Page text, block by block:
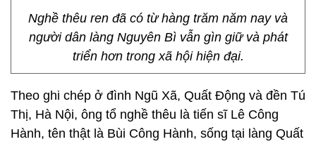
Nghề thêu ren đã có từ hàng trăm năm nay và
người dân làng Nguyên Bì vẫn gìn giữ và phát
triển hơn trong xã hội hiện đại.
Theo ghi chép ở đình Ngũ Xã, Quất Động và đền Tú
Thị, Hà Nội, ông tổ nghề thêu là tiến sĩ Lê Công
Hành, tên thật là Bùi Công Hành, sống tại làng Quất